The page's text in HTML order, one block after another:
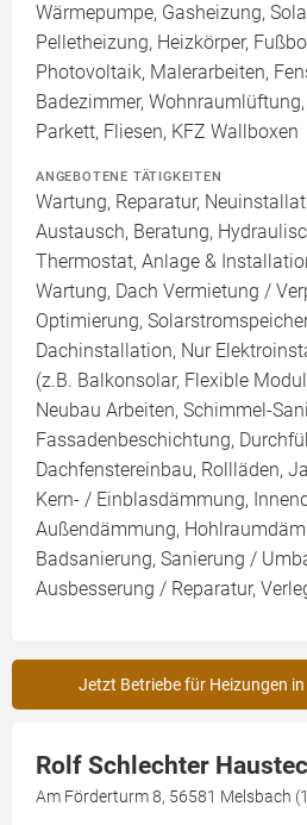
Wärmepumpe, Gasheizung,
Pelletheizung, Heizkörper,
Photovoltaik, Malerarbeiten,
Badezimmer,
Parkett, Fliesen, KFZ Wallboxen
ANGEBOTENE TÄTIGKEITEN
Wartung, Reparatur,
Austausch, Beratung,
Thermostat, Anlage &
Wartung, Dach Vermietung /
Optimierung,
Dachinstallation, Nur
(z.B. Balkonsolar, Flexible
Neubau Arbeiten, Schimmel-
Fassadenbeschichtung,
Dachfenstereinbau, Rollläden,
Kern- / Einblasdämmung,
Außendämmung,
Badsanierung, Sanierung /
Ausbesserung / Reparatur,
Jetzt Betriebe für Heizungen
Rolf Schlechter
Am Förderturm 8, 56581 Melsbach